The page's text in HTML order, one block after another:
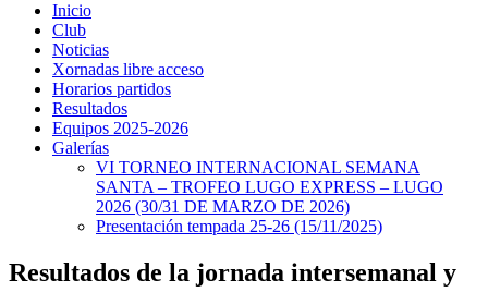
Inicio
Club
Noticias
Xornadas libre acceso
Horarios partidos
Resultados
Equipos 2025-2026
Galerías
VI TORNEO INTERNACIONAL SEMANA
SANTA – TROFEO LUGO EXPRESS – LUGO
2026 (30/31 DE MARZO DE 2026)
Presentación tempada 25-26 (15/11/2025)
Resultados de la jornada intersemanal y